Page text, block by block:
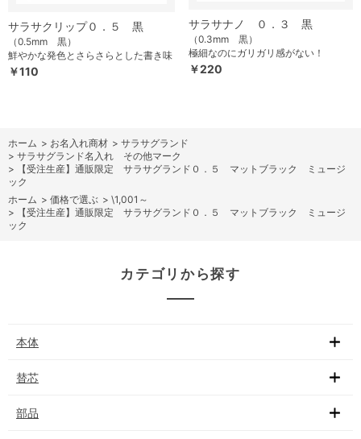
サラサクリップ０．５ 黒
（0.5mm 黒）
鮮やかな発色とさらさらとした書き味
￥110
サラサナノ ０．３ 黒
（0.3mm 黒）
極細なのにガリガリ感がない！
￥220
ホーム > お名入れ商材 > サラサグランド
> サラサグランド名入れ その他マーク
>
【受注生産】通販限定 サラサグランド０．５ マットブラック ミュージ
ック
ホーム > 価格で選ぶ > \1,001～
>
【受注生産】通販限定 サラサグランド０．５ マットブラック ミュージ
ック
カテゴリから探す
本体
替芯
部品